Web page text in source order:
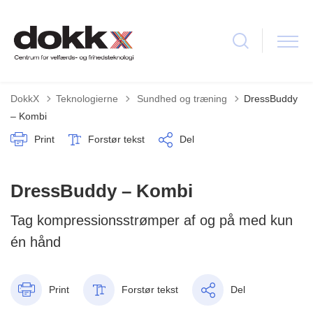
DokkX Teknologierne Tilbage til
Sundhed og træning
DressBuddy
– Kombi
Print Forstør tekst Del
DressBuddy – Kombi
Tag kompressionsstrømper af og på med kun
én hånd
Print Forstør tekst Del